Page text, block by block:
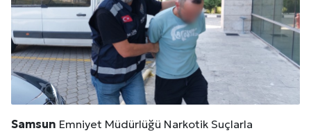
Samsun Emniyet Müdürlüğü Narkotik Suçlarla